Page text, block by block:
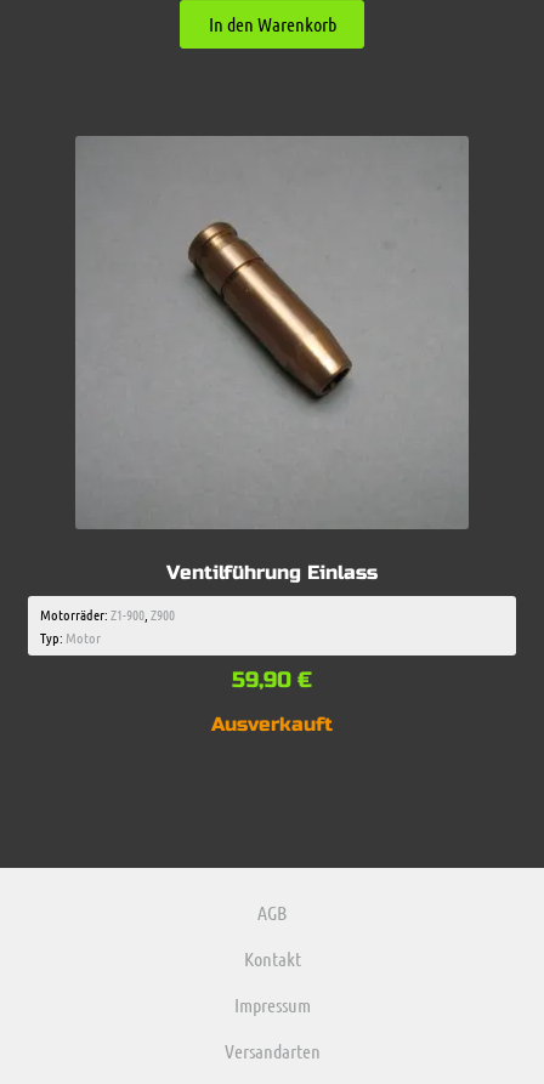
In den Warenkorb
Ventilführung Einlass
Motorräder:Z1-900, Z900
Typ: Motor
59,90 €
Ausverkauft
AGB
Kontakt
Impressum
Versandarten